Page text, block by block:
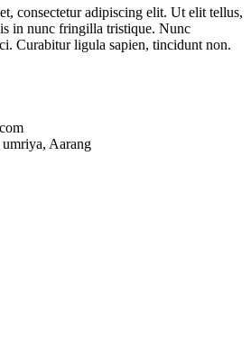
consectetur adipiscing elit. Ut elit tellus,
in nunc fringilla tristique. Nunc
Curabitur ligula sapien, tincidunt non.
Aarang